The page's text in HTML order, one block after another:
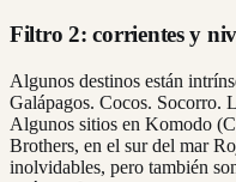
Filtro 2: corrientes y
Algunos destinos están
Galápagos. Cocos. Socorro.
Algunos sitios en Komodo
Brothers, en el sur del mar
inolvidables, pero también